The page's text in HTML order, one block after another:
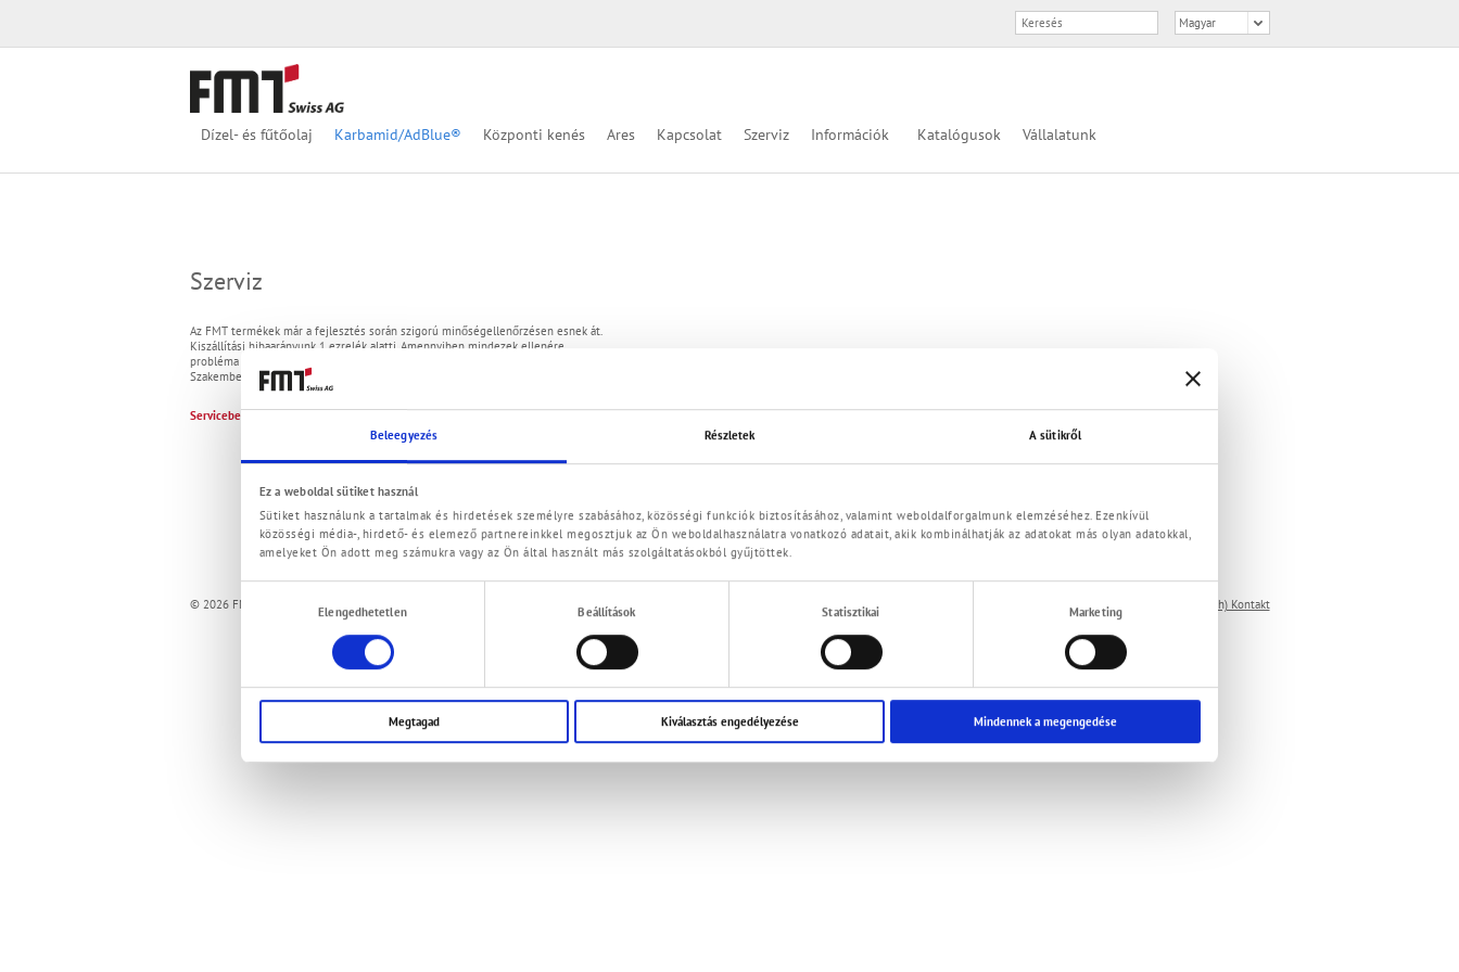
Beleegyezés Részletek A sütikről
Ez a weboldal sütiket használ
Sütiket használunk a tartalmak és hirdetések személyre szabásához, közösségi funkciók biztosításához, valamint weboldalforgalmunk elemzéséhez. Ezenkívül
közösségi média-, hirdető- és elemező partnereinkkel megosztjuk az Ön weboldalhasználatra vonatkozó adatait, akik kombinálhatják az adatokat más olyan adatokkal,
amelyeket Ön adott meg számukra vagy az Ön által használt más szolgáltatásokból gyűjtöttek.
Elengedhetetlen Beállítások Statisztikai Marketing
Megtagad Kiválasztás engedélyezése Mindennek a megengedése
Dízel- és fűtőolaj Karbamid/AdBlue® Központi kenés Ares Kapcsolat Szerviz Információk Katalógusok Vállalatunk
Szerviz
Az FMT termékek már a fejlesztés során szigorú minőségellenőrzésen esnek át.
Kiszállítási hibaarányunk 1 ezrelék alatti. Amennyiben mindezek ellenére
probléma adódna, forduljon a szervizcímeknél megadott kapcsolattartókhoz.
Szakembereink hétfőtől péntekig 7:00 és 15:30 óra között állnak rendelkezésre.
Servicebereich deutschsprachiger Raum
Alois Haimerl
Kontakt
Kontaktadresse
Tel.: +49 (0)9462 17 227
Fax: +49 (0)9462 10 63
alois.haimerl@Pressol.com
D - 93167 Falkenstein
© 2026 FMT Swiss AG (Deutsch) Impressum (Deutsch) Datenschutzerklärung (Deutsch) AGB (Deutsch) Kontakt